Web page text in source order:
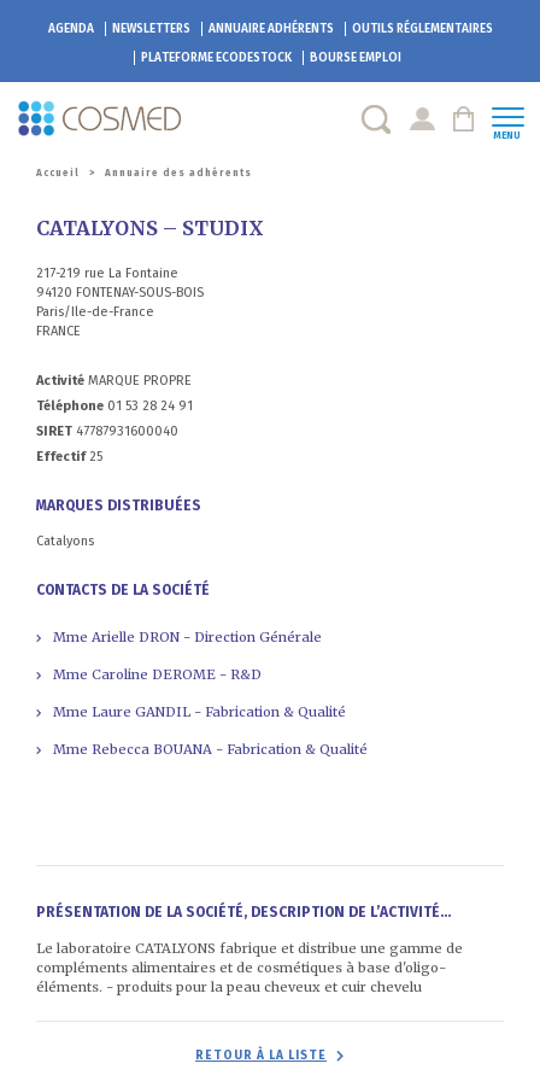
AGENDA NEWSLETTERS ANNUAIRE ADHÉRENTS
OUTILS RÉGLEMENTAIRES
PLATEFORMEECODESTOCK BOURSE EMPLOI
MENU
Accueil > Annuaire des adhérents
CATALYONS – STUDIX
217-219 rue La Fontaine
94120 FONTENAY-SOUS-BOIS
Paris/Ile-de-France
FRANCE
Activité MARQUE PROPRE
Téléphone 01 53 28 24 91
SIRET 47787931600040
Effectif25
MARQUES DISTRIBUÉES
Catalyons
CONTACTS DE LA SOCIÉTÉ
Mme Arielle DRON - Direction Générale
Mme Caroline DEROME - R&D
Mme Laure GANDIL - Fabrication & Qualité
Mme Rebecca BOUANA - Fabrication & Qualité
PRÉSENTATION DE LA SOCIÉTÉ, DESCRIPTION DE L’ACTIVITÉ...
Le laboratoire CATALYONS fabrique et distribue une gamme de
compléments alimentaires et de cosmétiques à base d'oligo-
éléments. - produits pour la peau cheveux et cuir chevelu
RETOUR À LA LISTE